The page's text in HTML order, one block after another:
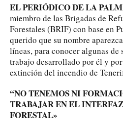
EL PERIÓDICO DE LA
miembro de las Brigadas de
Forestales (BRIF) con base en
querido que su nombre
líneas, para conocer algunas de
trabajo desarrollado por él y
extinción del incendio de
“NO TENEMOS NI
TRABAJAR EN EL
FORESTAL»